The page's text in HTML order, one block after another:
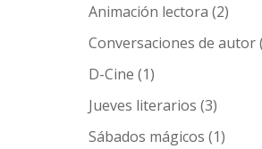
Animación lectora (2)
Conversaciones de autor
D-Cine (1)
Jueves literarios (3)
Sábados mágicos (1)